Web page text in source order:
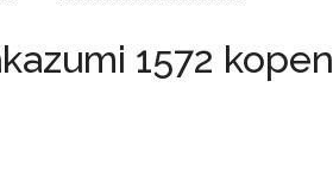
1572 kopen